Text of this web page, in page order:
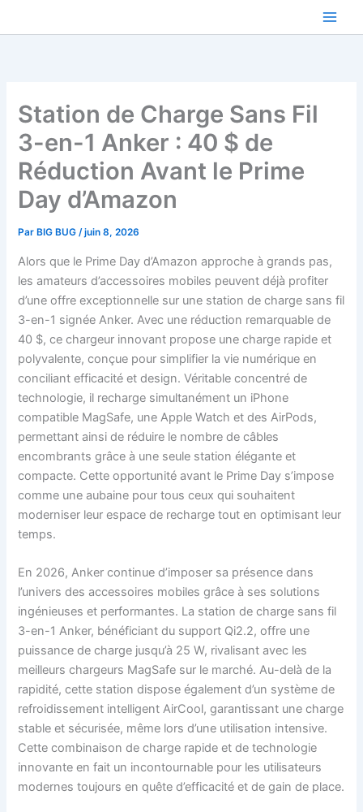
Station de Charge Sans Fil
3-en-1 Anker : 40 $ de
Réduction Avant le Prime
Day d’Amazon
Par BIG BUG/juin 8, 2026
Alors que le Prime Day d’Amazon approche à grands pas,
les amateurs d’accessoires mobiles peuvent déjà profiter
d’une offre exceptionnelle sur une station de charge sans fil
3-en-1 signée Anker. Avec une réduction remarquable de
40 $, ce chargeur innovant propose une charge rapide et
polyvalente, conçue pour simplifier la vie numérique en
conciliant efficacité et design. Véritable concentré de
technologie, il recharge simultanément un iPhone
compatible MagSafe, une Apple Watch et des AirPods,
permettant ainsi de réduire le nombre de câbles
encombrants grâce à une seule station élégante et
compacte. Cette opportunité avant le Prime Day s’impose
comme une aubaine pour tous ceux qui souhaitent
moderniser leur espace de recharge tout en optimisant leur
temps.
En 2026, Anker continue d’imposer sa présence dans
l’univers des accessoires mobiles grâce à ses solutions
ingénieuses et performantes. La station de charge sans fil
3-en-1 Anker, bénéficiant du support Qi2.2, offre une
puissance de charge jusqu’à 25 W, rivalisant avec les
meilleurs chargeurs MagSafe sur le marché. Au-delà de la
rapidité, cette station dispose également d’un système de
refroidissement intelligent AirCool, garantissant une charge
stable et sécurisée, même lors d’une utilisation intensive.
Cette combinaison de charge rapide et de technologie
innovante en fait un incontournable pour les utilisateurs
modernes toujours en quête d’efficacité et de gain de place.